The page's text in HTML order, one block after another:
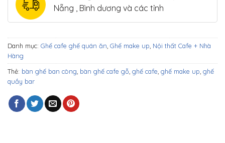
Nẵng , Bình dương và các tỉnh
Danh mục: Ghế cafe ghế quán ăn Ghế make up Nội thất Cafe + Nhà
Hàng
Thẻ: bàn ghế ban công bàn ghế cafe gỗ ghế cafe ghế make up ghế
quầy bar